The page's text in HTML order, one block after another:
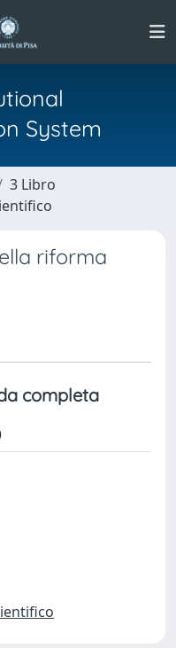
System
3 Libro
riforma
completa